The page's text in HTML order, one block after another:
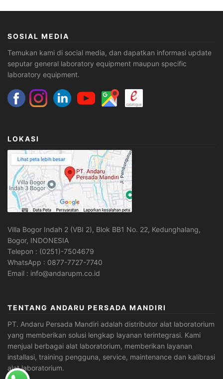
SOSIAL MEDIA
Temukan kami di social media, dan dapatkan informasi update
seputar general laboratory equipment maupun specific
laboratory equipment.
LOKASI
Villa Bogor Indah 2 (VBI 2), Blok BB1 No. 22, Kedunghalang,
Bogor, INDONESIA
Telepon : (0251)-7504679
WhatsApp : 0877-7727-7740
Email : info@andarupm.co.id
TENTANG ANDARU PERSADA MANDIRI
PT. Andaru Persada Mandiri adalah distributor alat laboratorium
yang memberikan solusi lengkap layanan terintegrasi. Kami
menjual berbagai alat laboratorium, memberikan layanan
installasi, training pengguna, service, maintenance dan kalibrasi
alat laboratorium.